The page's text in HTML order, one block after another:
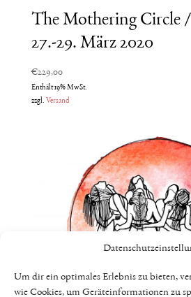
Um dir ein optimales Erlebnis zu bieten,
wie Cookies, um Geräteinformationen zu
The Mothering Circle
27.-29. März 2020
€229,00
Enthält 19% MwSt.
zzgl. Versand